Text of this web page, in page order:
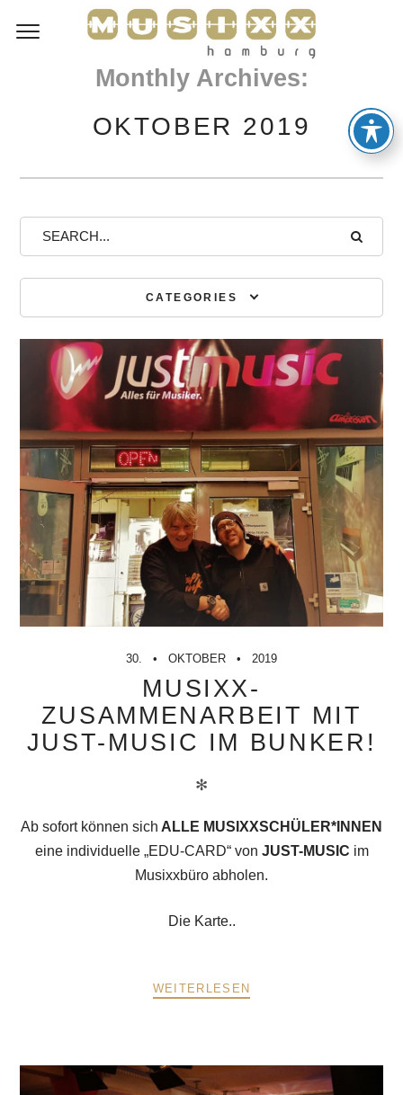
Monthly Archives:
OKTOBER 2019
CATEGORIES
30. OKTOBER 2019
MUSIXX-
ZUSAMMENARBEIT MIT
JUST-MUSIC IM BUNKER!
✻
Ab sofort können sich ALLE MUSIXXSCHÜLER*INNEN
eine individuelle „EDU-CARD“ von JUST-MUSIC im
Musixxbüro abholen.
Die Karte..
WEITERLESEN